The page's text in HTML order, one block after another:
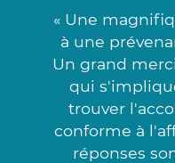
« Une
à une
Un grand
qui
trouver
conforme à
réponses